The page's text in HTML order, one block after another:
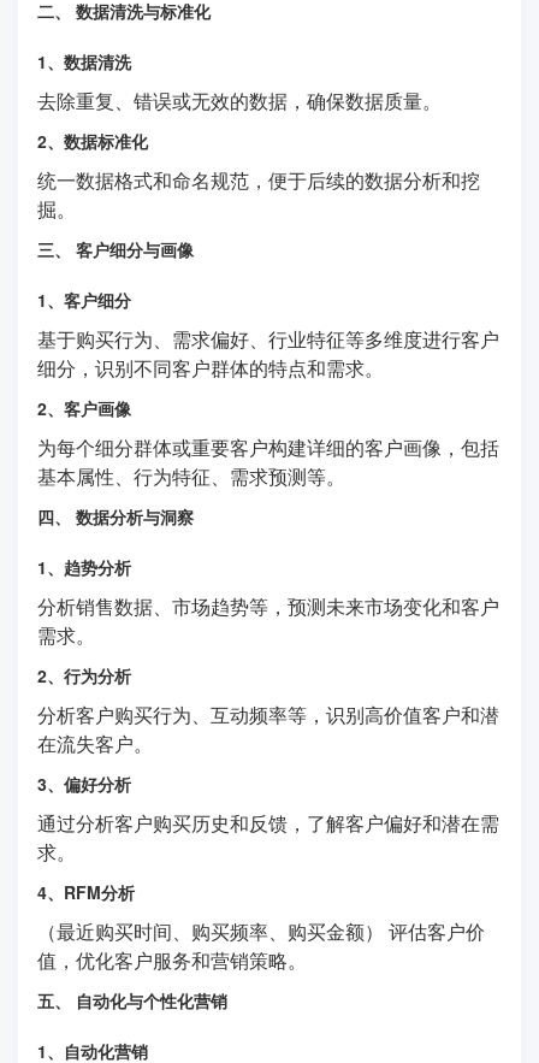
二、 数据清洗与标准化
1、数据清洗
去除重复、错误或无效的数据，确保数据质量。
2、数据标准化
统一数据格式和命名规范，便于后续的数据分析和挖
掘。
三、 客户细分与画像
1、客户细分
基于购买行为、需求偏好、行业特征等多维度进行客户
细分，识别不同客户群体的特点和需求。
2、客户画像
为每个细分群体或重要客户构建详细的客户画像，包括
基本属性、行为特征、需求预测等。
四、 数据分析与洞察
1、趋势分析
分析销售数据、市场趋势等，预测未来市场变化和客户
需求。
2、行为分析
分析客户购买行为、互动频率等，识别高价值客户和潜
在流失客户。
3、偏好分析
通过分析客户购买历史和反馈，了解客户偏好和潜在需
求。
4、RFM分析
（最近购买时间、购买频率、购买金额） 评估客户价
值，优化客户服务和营销策略。
五、 自动化与个性化营销
1、自动化营销